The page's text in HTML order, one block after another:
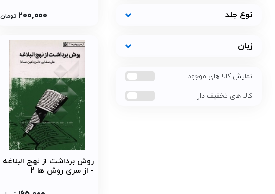
نوع جلد
زبان
نمایش کالا های موجود
کالا های تخفیف دار
200,000 تومان
روش برداشت از نهج البلاغه
- از سری روش ها 2